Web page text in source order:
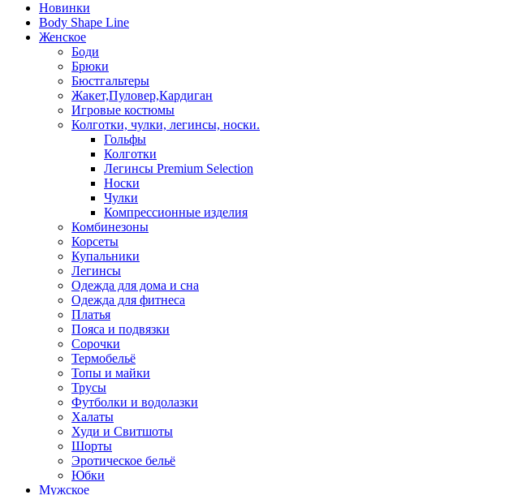
Новинки
Body Shape Line
Женское
Боди
Брюки
Бюстгальтеры
Жакет,Пуловер,Кардиган
Игровые костюмы
Колготки, чулки, легинсы, носки.
Гольфы
Колготки
Легинсы Premium Selection
Носки
Чулки
Компрессионные изделия
Комбинезоны
Корсеты
Купальники
Легинсы
Одежда для дома и сна
Одежда для фитнеса
Платья
Пояса и подвязки
Сорочки
Термобельё
Топы и майки
Трусы
Футболки и водолазки
Халаты
Худи и Свитшоты
Шорты
Эротическое бельё
Юбки
Мужское